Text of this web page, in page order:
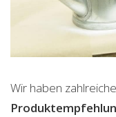
Wir haben zahlreiche